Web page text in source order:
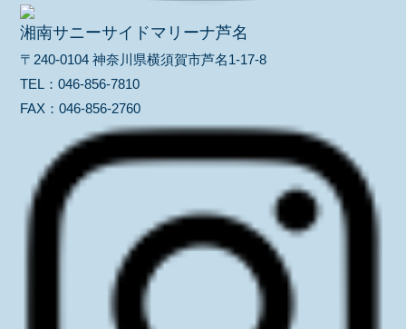
湘南サニーサイドマリーナ芦名
〒240-0104 神奈川県横須賀市芦名1-17-8
TEL：046-856-7810
FAX：046-856-2760